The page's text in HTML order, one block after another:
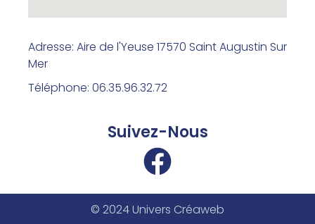
Adresse: Aire de l'Yeuse 17570 Saint Augustin Sur
Mer
Téléphone: 06.35.96.32.72
Suivez-Nous
© 2024 Univers Créaweb